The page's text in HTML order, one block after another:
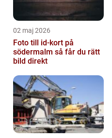
02 maj 2026
Foto till id-kort på
södermalm så får du rätt
bild direkt